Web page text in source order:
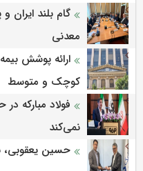
گام بلند ایران
معدنی
ارائه پوشش
کوچک و متوسط
فولاد مبارکه
نمی‌کند
حسین یعقوبی،